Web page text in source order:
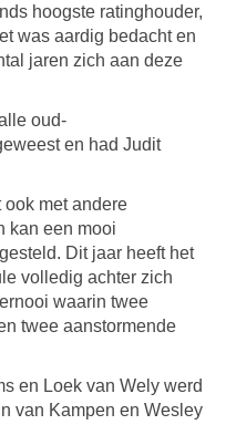
hoogste ratinghouder,
was aardig bedacht en
jaren zich aan deze
oud-
en had Judit
ook met andere
kan een mooi
Dit jaar heeft het
volledig achter zich
waarin twee
twee aanstormende
en Loek van Wely werd
van Kampen en Wesley